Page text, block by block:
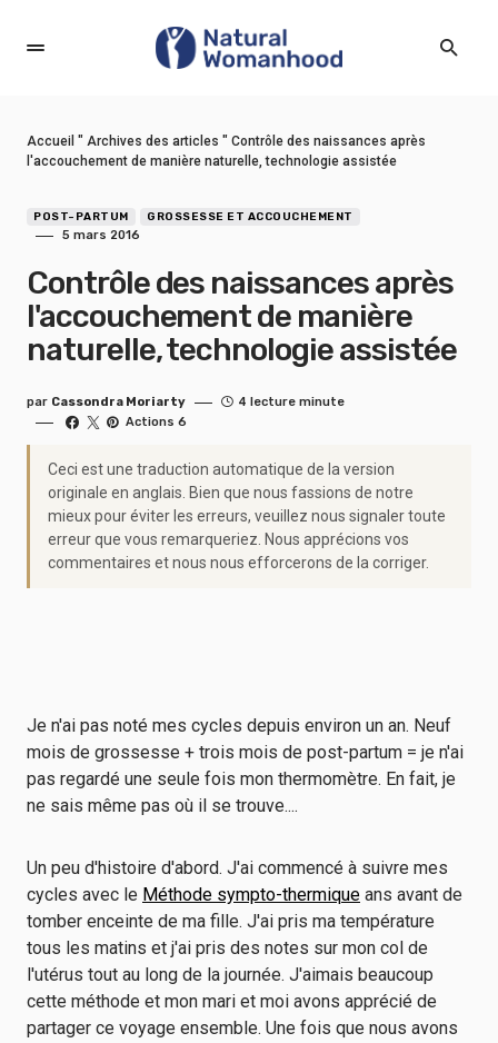
Accueil " Archives des articles " Contrôle des naissances après
l'accouchement de manière naturelle, technologie assistée
POST-PARTUM GROSSESSE ET ACCOUCHEMENT
5 mars 2016
Contrôle des naissances après
l'accouchement de manière
naturelle, technologie assistée
par Cassondra Moriarty
4 lecture minute
Actions 6
Ceci est une traduction automatique de la version
originale en anglais. Bien que nous fassions de notre
mieux pour éviter les erreurs, veuillez nous signaler toute
erreur que vous remarqueriez. Nous apprécions vos
commentaires et nous nous efforcerons de la corriger.
Je n'ai pas noté mes cycles depuis environ un an. Neuf
mois de grossesse + trois mois de post-partum = je n'ai
pas regardé une seule fois mon thermomètre. En fait, je
ne sais même pas où il se trouve....
Un peu d'histoire d'abord. J'ai commencé à suivre mes
cycles avec le Méthode sympto-thermique ans avant de
tomber enceinte de ma fille. J'ai pris ma température
tous les matins et j'ai pris des notes sur mon col de
l'utérus tout au long de la journée. J'aimais beaucoup
cette méthode et mon mari et moi avons apprécié de
partager ce voyage ensemble. Une fois que nous avons